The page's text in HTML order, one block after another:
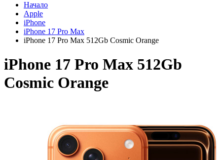
Начало
Apple
iPhone
iPhone 17 Pro Max
iPhone 17 Pro Max 512Gb Cosmic Orange
iPhone 17 Pro Max 512Gb
Cosmic Orange